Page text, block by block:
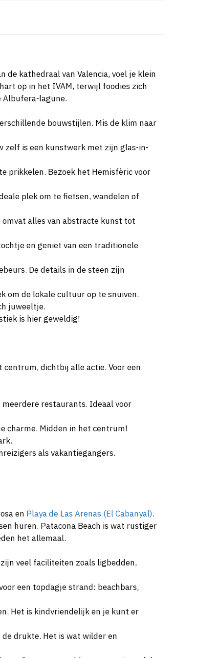
kathedraal van Valencia, voel je klein
op in het IVAM, terwijl foodies zich
Albufera-lagune.
bouwstijlen. Mis de klim naar
zelf is een kunstwerk met zijn glas-in-
prikkelen. Bezoek het Hemisfèric voor
plek om te fietsen, wandelen of
alles van abstracte kunst tot
en geniet van een traditionele
De details in de steen zijn
om de lokale cultuur op te snuiven.
juweeltje.
is hier geweldig!
centrum, dichtbij alle actie. Voor een
restaurants. Ideaal voor
charme. Midden in het centrum!
als vakantiegangers.
en Playa de Las Arenas (El Cabanyal).
huren. Patacona Beach is wat rustiger
het allemaal.
veel faciliteiten zoals ligbedden,
een topdagje strand: beachbars,
Het is kindvriendelijk en je kunt er
drukte. Het is wat wilder en